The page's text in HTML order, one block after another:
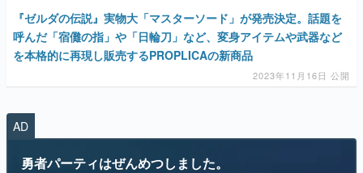
『ゼルダの伝説』実物大「マスターソード」が発売決定。話題を
呼んだ「宿儺の指」や「日輪刀」など、変身アイテムや武器など
を本格的に再現し販売するPROPLICAの新商品
2023年11月16日 公開
AD
勇者パーティはぜんめつしました。